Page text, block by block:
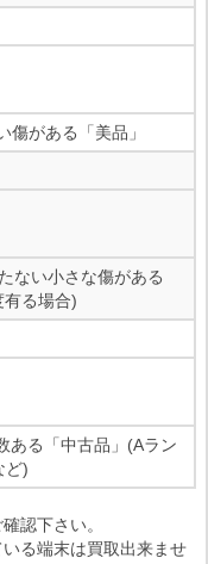
がある「美品」
ない小さな傷がある
有る場合)
ある「中古品」(Aラン
ど)
認下さい。
る端末は買取出来ませ